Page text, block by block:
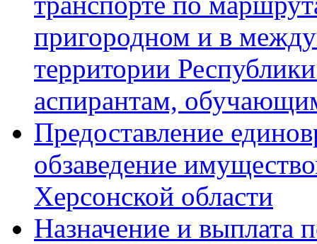
пригородном и в
территории
аспирантам,
Предоставление
обзаведение
Херсонской области
Назначение и выплата